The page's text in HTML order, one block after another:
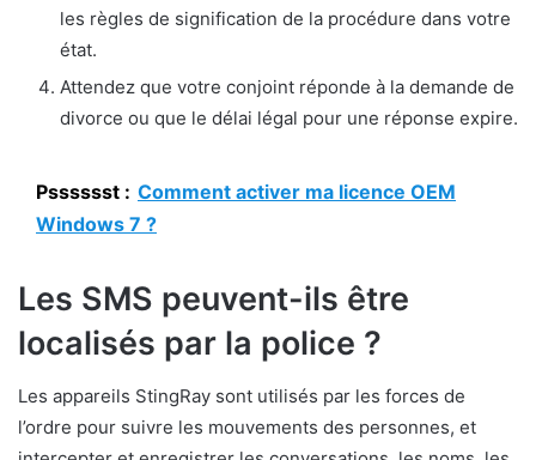
les règles de signification de la procédure dans votre
état.
Attendez que votre conjoint réponde à la demande de
divorce ou que le délai légal pour une réponse expire.
Psssssst : Comment activer ma licence OEM
Windows 7 ?
Les SMS peuvent-ils être
localisés par la police ?
Les appareils StingRay sont utilisés par les forces de
l’ordre pour suivre les mouvements des personnes, et